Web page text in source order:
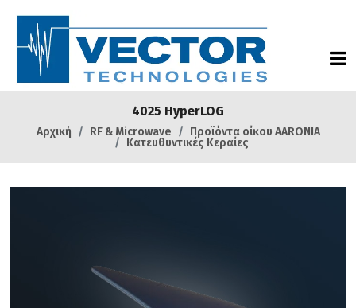
4025 HyperLOG
Αρχική RF & Microwave
Προϊόντα οίκου AARONIA
Κατευθυντικές Κεραίες